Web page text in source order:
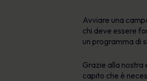
Avviare una
chi deve essere
un programma di
Grazie alla nostra
capito che è